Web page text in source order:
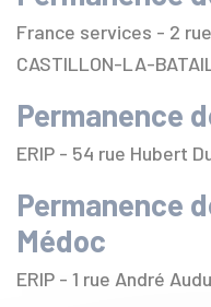
France services - 2
CASTILLON-LA-
Permanence
ERIP - 54 rue Hubert
Permanence
Médoc
ERIP - 1 rue André